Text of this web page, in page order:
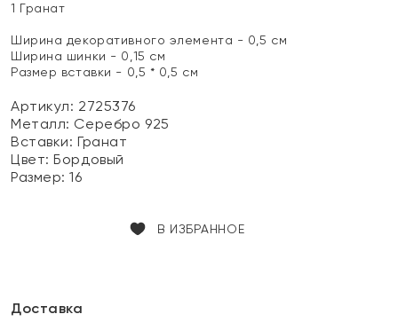
1 Гранат
Ширина декоративного элемента - 0,5 см
Ширина шинки - 0,15 см
Размер вставки - 0,5 * 0,5 см
Артикул: 2725376
Металл: Серебро 925
Вставки:Гранат
Цвет:Бордовый
Размер:16
В ИЗБРАННОЕ
Доставка